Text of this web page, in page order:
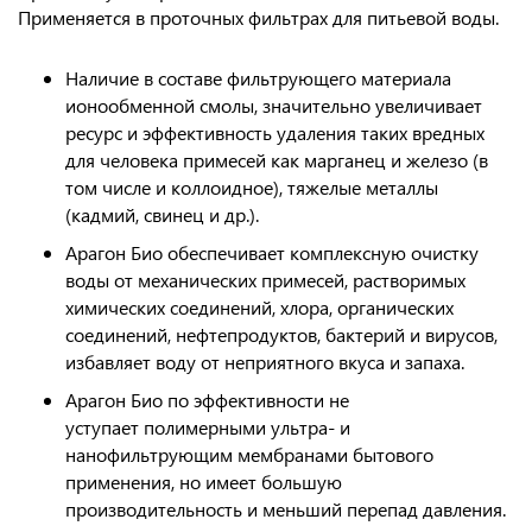
Применяется в проточных фильтрах для питьевой воды.
Наличие в составе фильтрующего материала
ионообменной смолы, значительно увеличивает
ресурс и эффективность удаления таких вредных
для человека примесей как марганец и железо (в
том числе и коллоидное), тяжелые металлы
(кадмий, свинец и др.).
Арагон Биообеспечивает комплексную очистку
воды от механических примесей, растворимых
химических соединений, хлора, органических
соединений, нефтепродуктов, бактерий и вирусов,
избавляет воду от неприятного вкуса и запаха.
Арагон Био по эффективности не
уступает полимерными ультра- и
нанофильтрующим мембранами бытового
применения, но имеет большую
производительность и меньший перепад давления.